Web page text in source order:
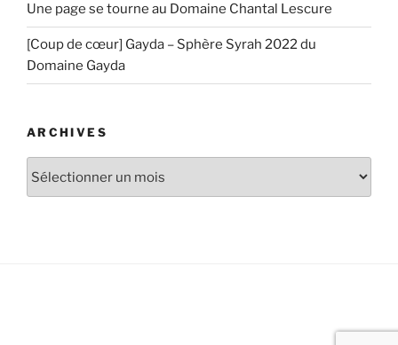
Une page se tourne au Domaine Chantal Lescure
[Coup de cœur] Gayda – Sphère Syrah 2022 du
Domaine Gayda
ARCHIVES